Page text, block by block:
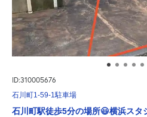
ID:310005676
石川町1-59-1駐車場
石川町駅徒歩5分の場所😃横浜スタ